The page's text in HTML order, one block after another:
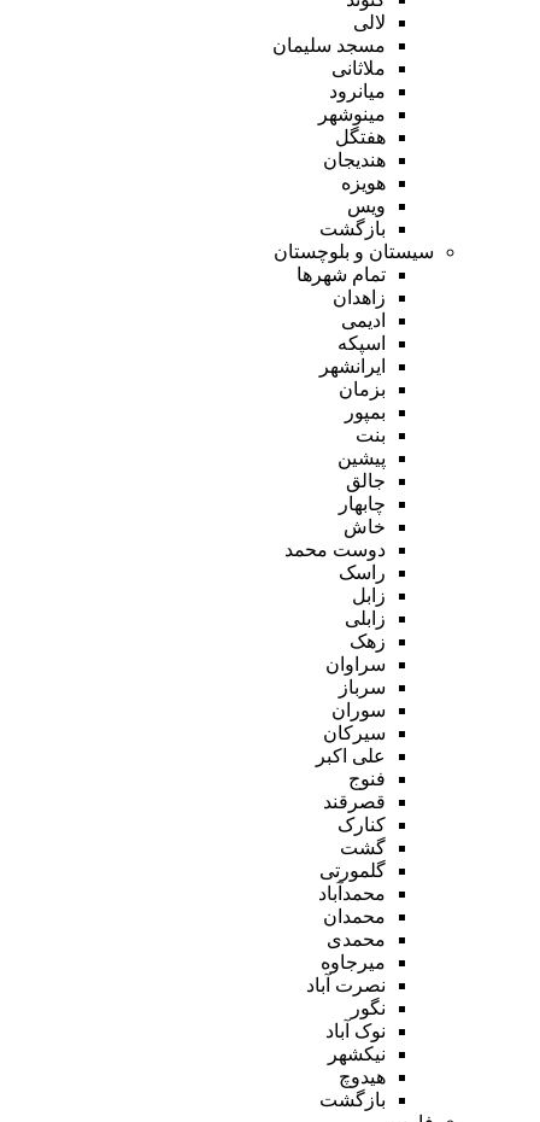
لالی
مسجد سلیمان
ملاثانی
میانرود
مینوشهر
هفتگل
هندیجان
هویزه
ویس
بازگشت
سیستان و بلوچستان
تمام شهر‌ها
زاهدان
ادیمی
اسپکه
ایرانشهر
بزمان
بمپور
بنت
پیشین
جالق
چابهار
خاش
دوست محمد
راسک
زابل
زابلی
زهک
سراوان
سرباز
سوران
سیرکان
علی اکبر
فنوج
قصرقند
کنارک
گشت
گلمورتی
محمدآباد
محمدان
محمدی
میرجاوه
نصرت آباد
نگور
نوک آباد
نیکشهر
هیدوچ
بازگشت